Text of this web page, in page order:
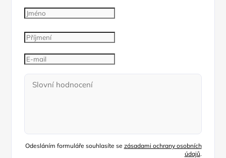
Odesláním formuláře souhlasíte se zásadami ochrany osobních
údajů.